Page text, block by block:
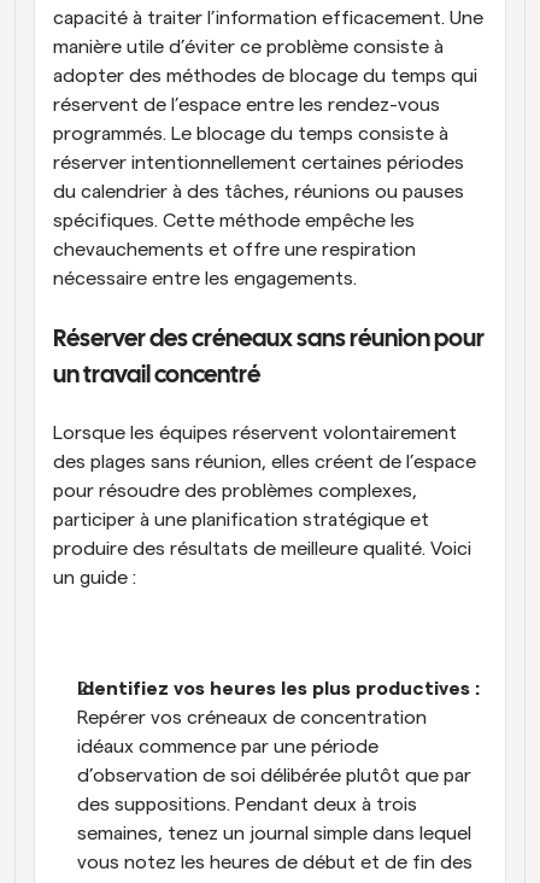
capacité à traiter l’information efficacement. Une
manière utile d’éviter ce problème consiste à
adopter des méthodes de blocage du temps qui
réservent de l’espace entre les rendez-vous
programmés. Le blocage du temps consiste à
réserver intentionnellement certaines périodes
du calendrier à des tâches, réunions ou pauses
spécifiques. Cette méthode empêche les
chevauchements et offre une respiration
nécessaire entre les engagements.
Réserver des créneaux sans réunion pour
un travail concentré
Lorsque les équipes réservent volontairement
des plages sans réunion, elles créent de l’espace
pour résoudre des problèmes complexes,
participer à une planification stratégique et
produire des résultats de meilleure qualité. Voici
un guide :
Repérer vos créneaux de concentration
idéaux commence par une période
d’observation de soi délibérée plutôt que par
des suppositions. Pendant deux à trois
semaines, tenez un journal simple dans lequel
vous notez les heures de début et de fin des